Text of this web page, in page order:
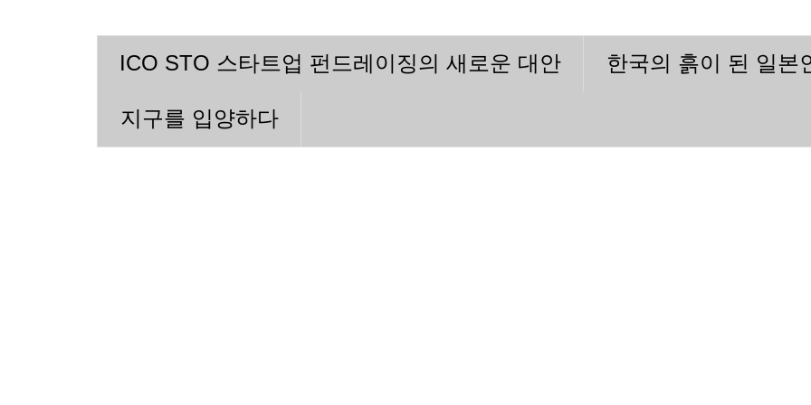
ICO STO 스타트업 펀드레이징의 새로운 대안 한국의 흙이 된 일본
지구를 입양하다